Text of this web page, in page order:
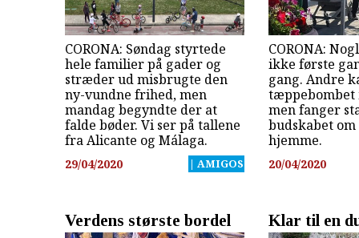
CORONA: Søndag styrtede
hele familier på gader og
stræder ud misbrugte den
ny-vundne frihed, men
mandag begyndte der at
falde bøder. Vi ser på tallene
fra Alicante og Málaga.
29/04/2020 | AMIGOS
CORONA:
ikke første
gang. Andre
tæppebombet
men fanger
budskabet
hjemme.
20/04/2020
Verdens største bordel Klar til en